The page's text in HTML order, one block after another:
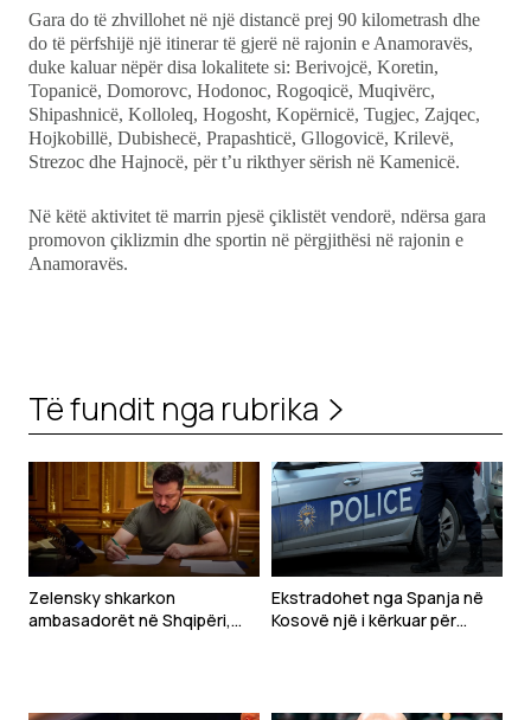
Gara do të zhvillohet në një distancë prej 90 kilometrash dhe
do të përfshijë një itinerar të gjerë në rajonin e Anamoravës,
duke kaluar nëpër disa lokalitete si: Berivojcë, Koretin,
Topanicë, Domorovc, Hodonoc, Rogoqicë, Muqivërc,
Shipashnicë, Kolloleq, Hogosht, Kopërnicë, Tugjec, Zajqec,
Hojkobillë, Dubishecë, Prapashticë, Gllogovicë, Krilevë,
Strezoc dhe Hajnocë, për t’u rikthyer sërish në Kamenicë.
Në këtë aktivitet të marrin pjesë çiklistët vendorë, ndërsa gara
promovon çiklizmin dhe sportin në përgjithësi në rajonin e
Anamoravës.
Të fundit nga rubrika
Zelensky shkarkon
ambasadorët në Shqipëri,
Ekstradohet nga Spanja në
Kosovë një i kërkuar për